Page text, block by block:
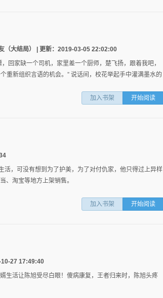
（大结局） | 更新：2019-03-05 22:02:00
回家缺一个司机，家里差一个厨师，楚飞扬，跟着我吧，
新组织言语的机会。” 说话间，校花举起手中灌满墨水的
加入书架
开始阅读
活，可没有想到为了护美，为了对付仇家，他只得过上异样
淘宝等地方上架销售。
加入书架 开始阅读
10-27 17:49:40
生活让陈旭受尽白眼！傻病康复，王者归来时，陈旭头疼